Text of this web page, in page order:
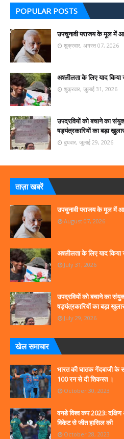
POPULAR POSTS
उपचुनावी पराजय के मूल में
शुक्रवार, अगस्त 07, 2026
अश्लीलता के लिए याद
शुक्रवार, जुलाई 31, 2026
उपद्रवियों को बचाने का
षड्यंत्रकारियों का बड़ा
बुधवार, जुलाई 29, 2026
ताज़ा खबरें
उपचुनावी पराजय के मूल में
August 07, 2026
अश्लीलता के लिए याद
July 31, 2026
उपद्रवियों को बचाने का
षड्यंत्रकारियों का बड़ा
July 29, 2026
खेल समाचार
भारत की घातक गेंदबाजी के
100 रन से दी शिकस्त ।
October 30, 2023
वनडे विश्व कप 2023:
विकेट से जीत हासिल की
October 28, 2023